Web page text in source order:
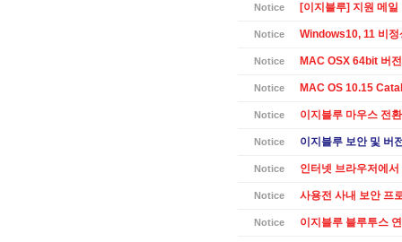
Notice [이지블루] 지원 메일
Notice Windows10, 11 비정
Notice MAC OSX 64bit 버
Notice MAC OS 10.15
Notice 이지블루 마우스 전
Notice 이지블루 보안 및 버
Notice 인터넷 브라우저에
Notice 사용전 사내 보안 프
Notice 이지블루 블루투스